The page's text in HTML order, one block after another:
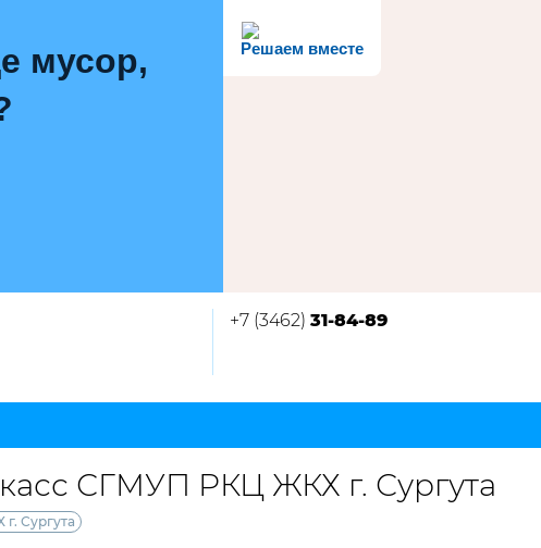
Решаем вместе
мусор,
+7 (3462) 31-84-89
СГМУП РКЦ ЖКХ г. Сургута
Сургута